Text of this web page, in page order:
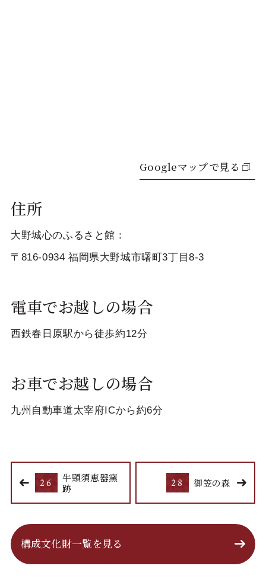
住所
大野城心のふるさと館：
〒816-0934 福岡県大野城市曙町3丁目8-3
電車でお越しの場合
西鉄春日原駅から徒歩約12分
お車でお越しの場合
九州自動車道太宰府ICから約6分
Googleマップで見る
26
牛頸須恵器窯
跡
28 御笠の森
構成文化財一覧を見る